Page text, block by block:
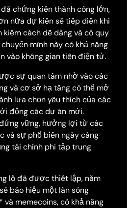
chứng kiến thành công lớn,
nữa dự kiến sẽ tiếp diễn khi
cách dễ dàng và có quy
mình này có khả năng
vào không gian tiền điện tử.
sự quan tâm nhờ vào các
và cơ sở hạ tầng có thể mở
lựa chọn yêu thích của các
động các dự án mới.
vững, hưởng lợi từ các
và sự phổ biến ngày càng
tài chính phi tập trung
lồ đã được thiết lập, năm
báo hiệu một làn sóng
memecoins, có khả năng